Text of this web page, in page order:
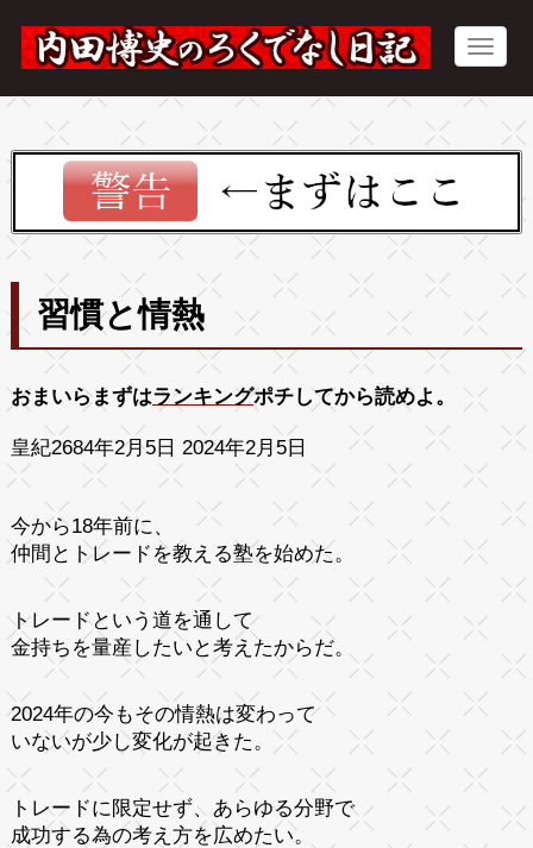
習慣と情熱
おまいらまずはランキングポチしてから読めよ。
皇紀2684年2月5日 2024年2月5日
今から18年前に、
仲間とトレードを教える塾を始めた。
トレードという道を通して
金持ちを量産したいと考えたからだ。
2024年の今もその情熱は変わって
いないが少し変化が起きた。
トレードに限定せず、あらゆる分野で
成功する為の考え方を広めたい。